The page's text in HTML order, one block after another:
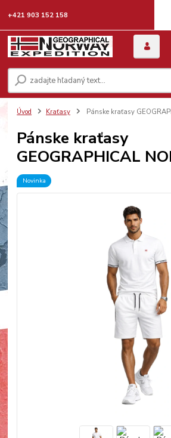
+421 903 152 158
Úvod Kraťasy Pánske kraťasy
Pánske kraťasy
GEOGRAPHICAL
Novinka